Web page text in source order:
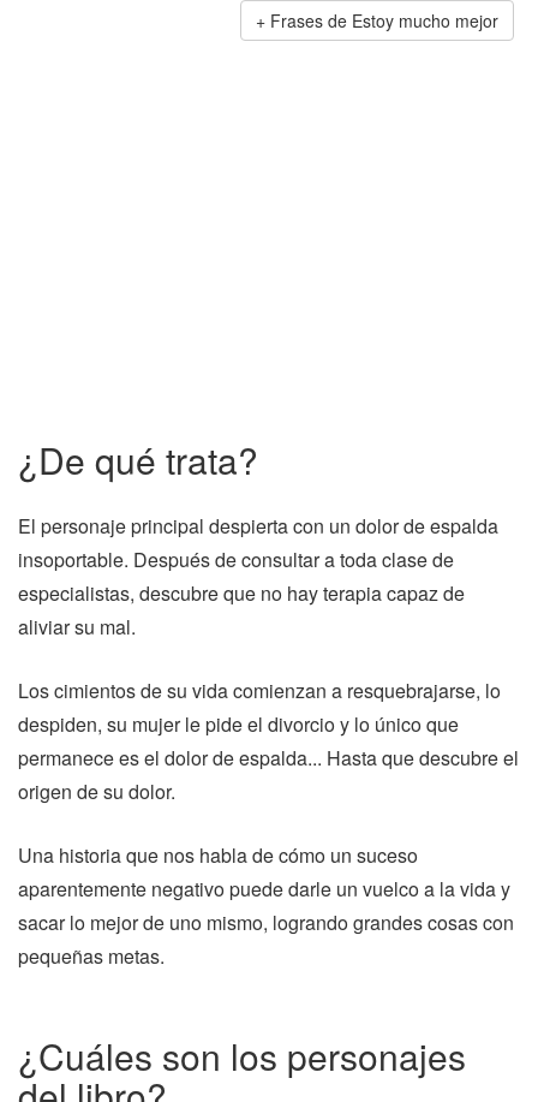
Frases de Estoy mucho mejor
¿De qué trata?
El personaje principal despierta con un dolor de espalda
insoportable. Después de consultar a toda clase de
especialistas, descubre que no hay terapia capaz de
aliviar su mal.
Los cimientos de su vida comienzan a resquebrajarse, lo
despiden, su mujer le pide el divorcio y lo único que
permanece es el dolor de espalda... Hasta que descubre el
origen de su dolor.
Una historia que nos habla de cómo un suceso
aparentemente negativo puede darle un vuelco a la vida y
sacar lo mejor de uno mismo, logrando grandes cosas con
pequeñas metas.
¿Cuáles son los personajes